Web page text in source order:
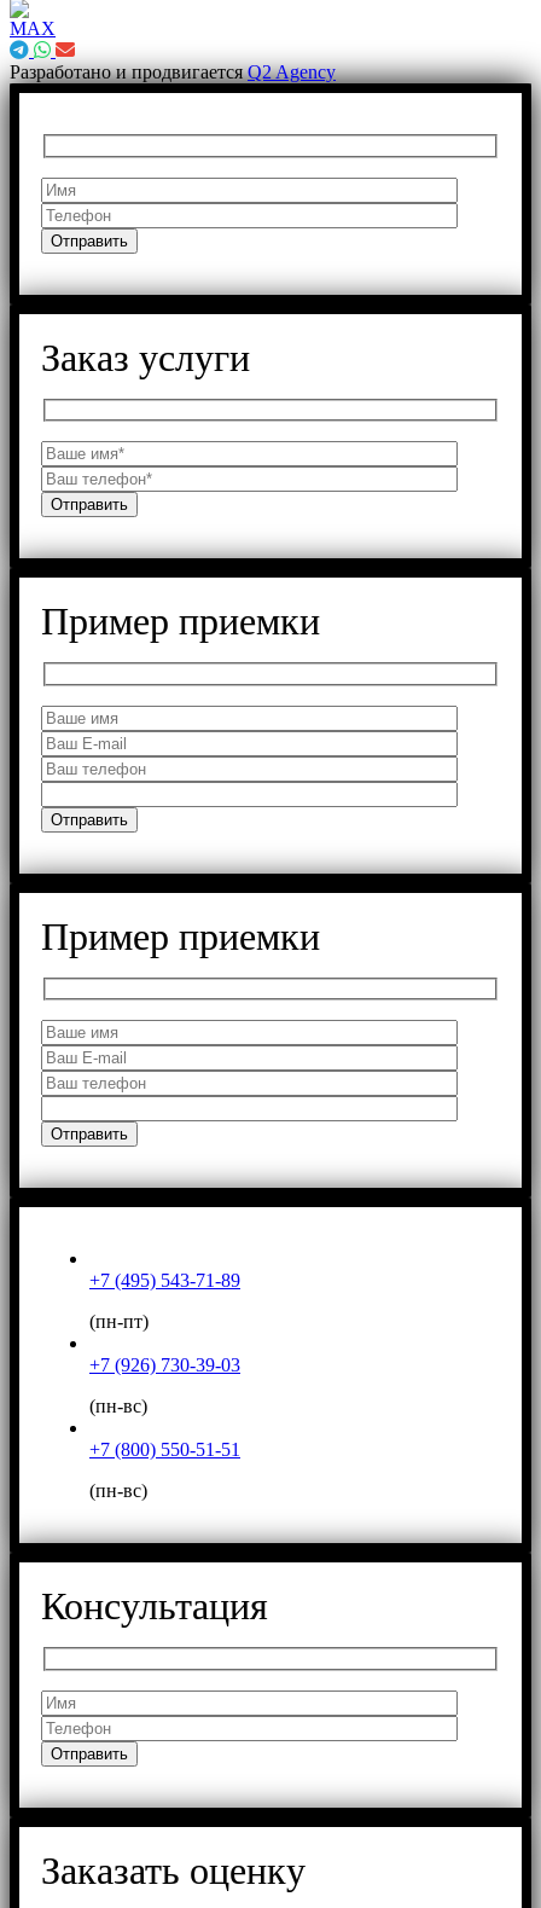
Разработано и продвигаетсяQ2 Agency
Заказ услуги
Пример приемки
Пример приемки
+7 (495) 543-71-89
(пн-пт)
+7 (926) 730-39-03
(пн-вс)
+7 (800) 550-51-51
(пн-вс)
Консультация
Заказать оценку